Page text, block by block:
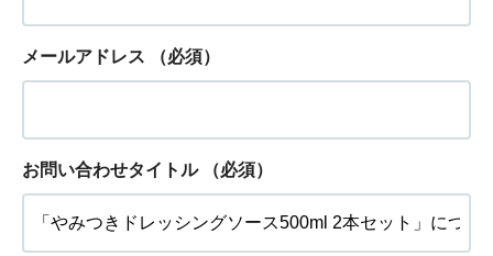
メールアドレス （必須）
お問い合わせタイトル （必須）